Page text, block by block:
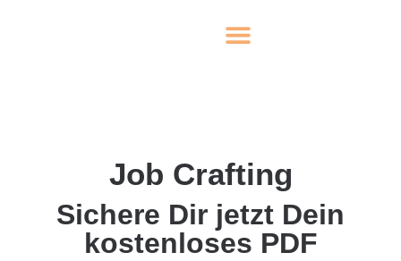
Job Crafting
Sichere Dir jetzt Dein
kostenloses PDF